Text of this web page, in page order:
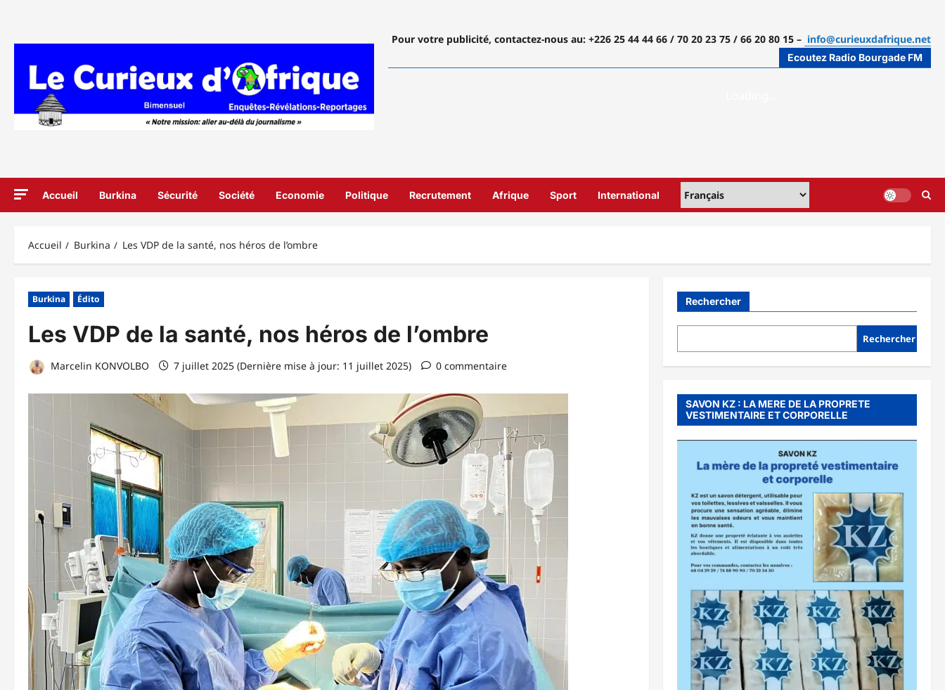
Pour votre publicité, contactez-nous au: +226 25 44 44 66 / 70 20 23 75 / 66 20 80 15 – info@curieuxdafrique.net
Ecoutez Radio Bourgade FM
Accueil Burkina Sécurité Société Economie Politique Recrutement Afrique Sport International
Accueil Burkina Les VDP de la santé, nos héros de l’ombre
Burkina Édito
Les VDP de la santé, nos héros de l’ombre
Marcelin KONVOLBO 7 juillet 2025 (Dernière mise à jour: 11 juillet 2025) 0 commentaire
Rechercher
Rechercher
SAVON KZ : LA MERE DE LA PROPRETE
VESTIMENTAIRE ET CORPORELLE